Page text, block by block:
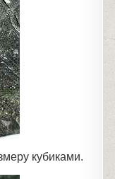
кубиками.